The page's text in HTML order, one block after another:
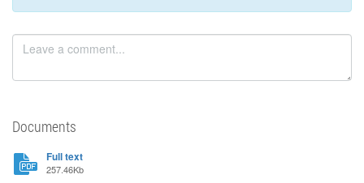
Documents
Full text
257.46Kb